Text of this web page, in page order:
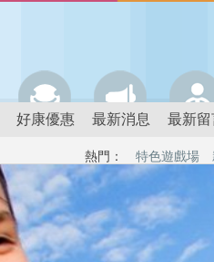
好康優惠 最新消息 最新留
熱門： 特色遊戲場